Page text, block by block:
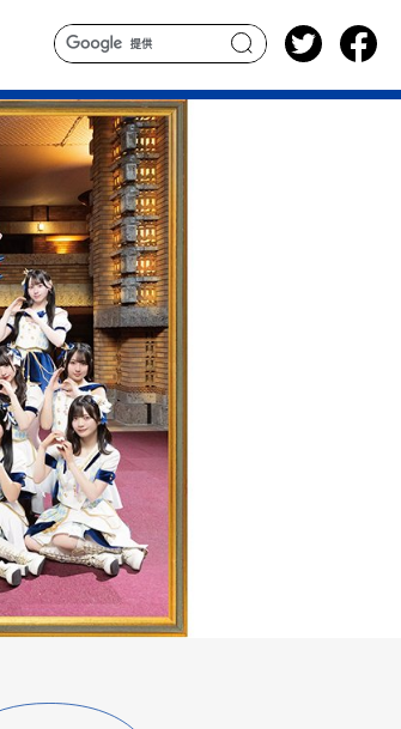
search